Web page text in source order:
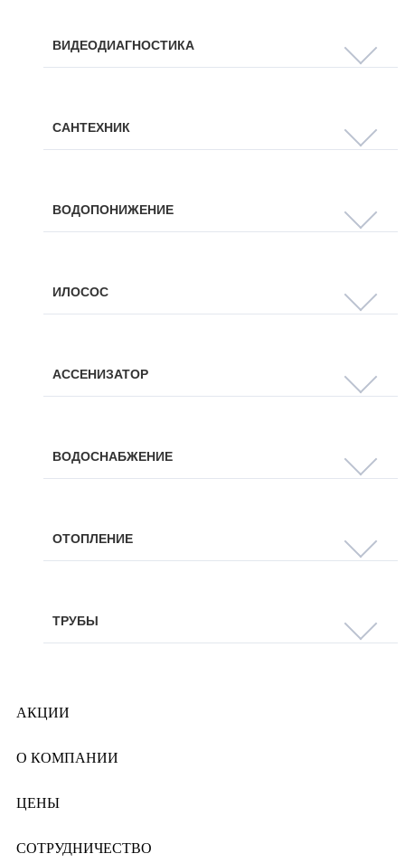
ВИДЕОДИАГНОСТИКА
САНТЕХНИК
ВОДОПОНИЖЕНИЕ
ИЛОСОС
АССЕНИЗАТОР
ВОДОСНАБЖЕНИЕ
ОТОПЛЕНИЕ
ТРУБЫ
АКЦИИ
О КОМПАНИИ
ЦЕНЫ
СОТРУДНИЧЕСТВО